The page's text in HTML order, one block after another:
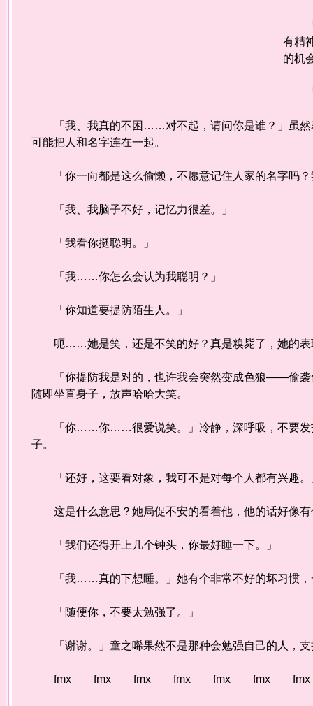
「
有精
的机
「
「我、我真的不困……对不起，请问你是谁？」虽然
可能把人和名字连在一起。
「你一向都是这么偷懒，不愿意记住人家的名字吗？
「我、我脑子不好，记忆力很差。」
「我看你挺聪明。」
「我……你怎么会认为我聪明？」
「你知道要提防陌生人。」
呃……她是笑，还是不笑的好？真是糗毙了，她的表
「你提防我是对的，也许我会突然变成色狼——偷袭
随即坐直身子，放声哈哈大笑。
「你……你……很爱说笑。」冷静，深呼吸，不要发抖
子。
「还好，这要看对象，我可不是对每个人都有兴趣。
这是什么意思？她局促不安的看着他，他的话好像有
「我们还得开上几个钟头，你最好睡一下。」
「我……真的下想睡。」她有个非常不好的坏习惯，
「随便你，不要太勉强了。」
「谢谢。」童之唏果然不是那种会勉强自己的人，支
fmx fmx fmx fmx fmx fmx